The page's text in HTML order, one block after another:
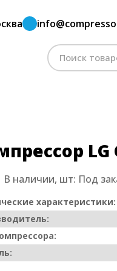
Поиск
по:
LG GK141P
LG
В наличии, шт: Под
характеристики: